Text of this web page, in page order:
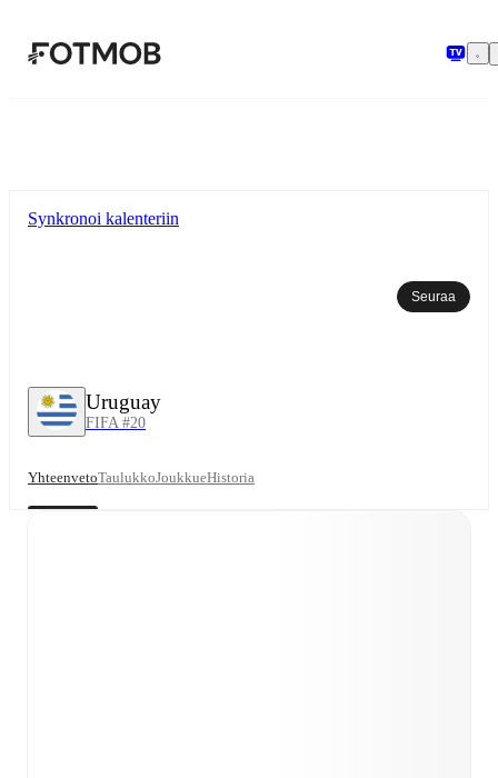
Uruguay
FIFA #20
Synkronoi kalenteriin
Seuraa
YhteenvetoTaulukkoJoukkueHistoria